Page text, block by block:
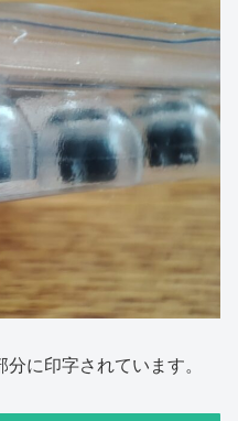
に印字されています。